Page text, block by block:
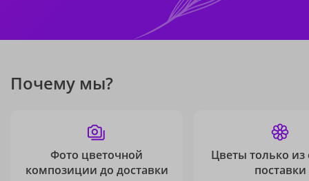
Почему мы?
Фото цветочной
композиции до доставки
Цветы только из
поставки